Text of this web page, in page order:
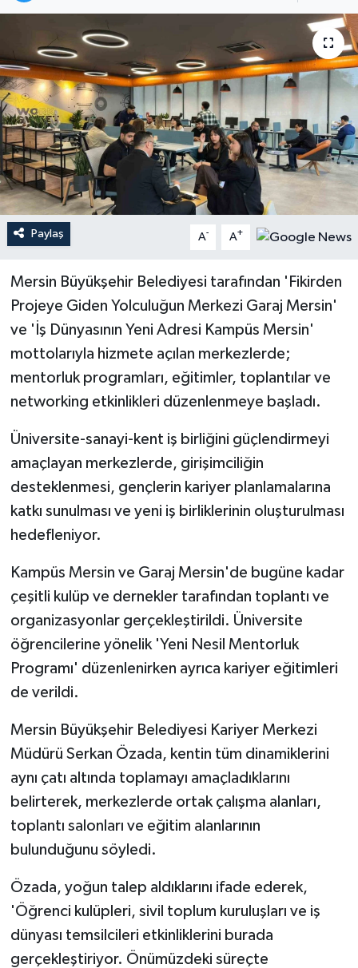
Paylaş A- A+
Mersin Büyükşehir Belediyesi tarafından 'Fikirden
Projeye Giden Yolculuğun Merkezi Garaj Mersin'
ve 'İş Dünyasının Yeni Adresi Kampüs Mersin'
mottolarıyla hizmete açılan merkezlerde;
mentorluk programları, eğitimler, toplantılar ve
networking etkinlikleri düzenlenmeye başladı.
Üniversite-sanayi-kent iş birliğini güçlendirmeyi
amaçlayan merkezlerde, girişimciliğin
desteklenmesi, gençlerin kariyer planlamalarına
katkı sunulması ve yeni iş birliklerinin oluşturulması
hedefleniyor.
Kampüs Mersin ve Garaj Mersin'de bugüne kadar
çeşitli kulüp ve dernekler tarafından toplantı ve
organizasyonlar gerçekleştirildi. Üniversite
öğrencilerine yönelik 'Yeni Nesil Mentorluk
Programı' düzenlenirken ayrıca kariyer eğitimleri
de verildi.
Mersin Büyükşehir Belediyesi Kariyer Merkezi
Müdürü Serkan Özada, kentin tüm dinamiklerini
aynı çatı altında toplamayı amaçladıklarını
belirterek, merkezlerde ortak çalışma alanları,
toplantı salonları ve eğitim alanlarının
bulunduğunu söyledi.
Özada, yoğun talep aldıklarını ifade ederek,
'Öğrenci kulüpleri, sivil toplum kuruluşları ve iş
dünyası temsilcileri etkinliklerini burada
gerçekleştiriyor. Önümüzdeki süreçte
Özel Haber
Politika
Resmi İlan
Sağlık
Spor
Sürmanşet
Teknoloji
Yaşam